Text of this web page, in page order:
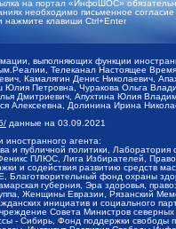
на портал «ИнфоШОС»
необходимо письменное
нажмите клавиши Ctrl+Enter
выполняющих функции
Телеканал Настоящее
Камалягин Денис Николаевич,
Петровна, Чуракова Ольга
Дмитриевич, Апухтина Юлия
Алексеевна, Долинина Ирина
данные на 03.09.2021
агента:
и публичной политики,
ПЛЮС, Лига Избирателей,
и содействия развитию средств
фонд охраны
губерния, Эра здоровья,
Женщины Евразии, Рязанский
инициатив и социального
Совета Министров северных
- Сибирь, Фонд поддержки